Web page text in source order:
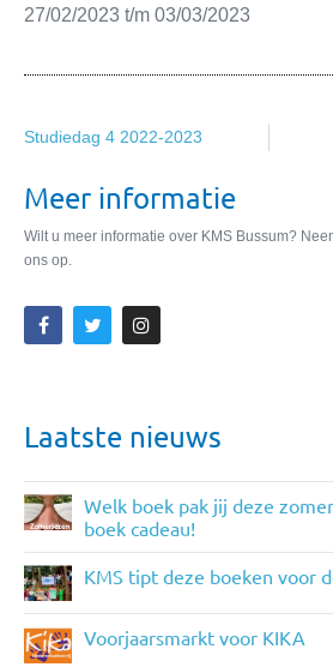
27/02/2023 t/m 03/03/2023
Studiedag 4 2022-2023
Meer informatie
Wilt u meer informatie over KMS Bussum?
ons op.
Laatste nieuws
Welk boek pak jij deze
boek cadeau!
KMS tipt deze boeken voor
Voorjaarsmarkt voor KIKA